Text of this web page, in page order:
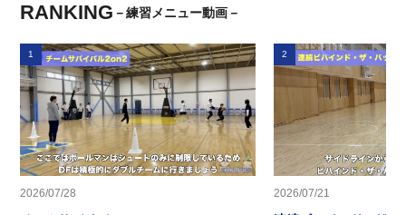
RANKING －練習メニュー動画－
1
2026/07/28
2
2026/07/21